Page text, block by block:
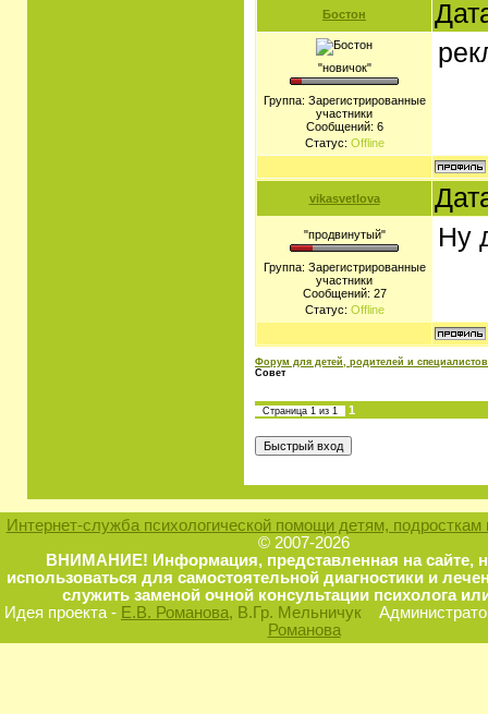
Бостон
"новичок"
Группа: Зарегистрированные
участники
Сообщений: 6
Статус: Offline
vikasvetlova
"продвинутый"
Группа: Зарегистрированные
участники
Сообщений: 27
Статус: Offline
Ну
Форум для детей, родителей и специалистов
Совет
Страница 1 из 1 1
Интернет-служба психологической помощи детям, подросткам
© 2007-2026
ВНИМАНИЕ! Информация, представленная на сайте,
использоваться для самостоятельной диагностики и
служить заменой очной консультации психолога
Идея проекта - Е.В. Романова, В.Гр. Мельничук
Романова